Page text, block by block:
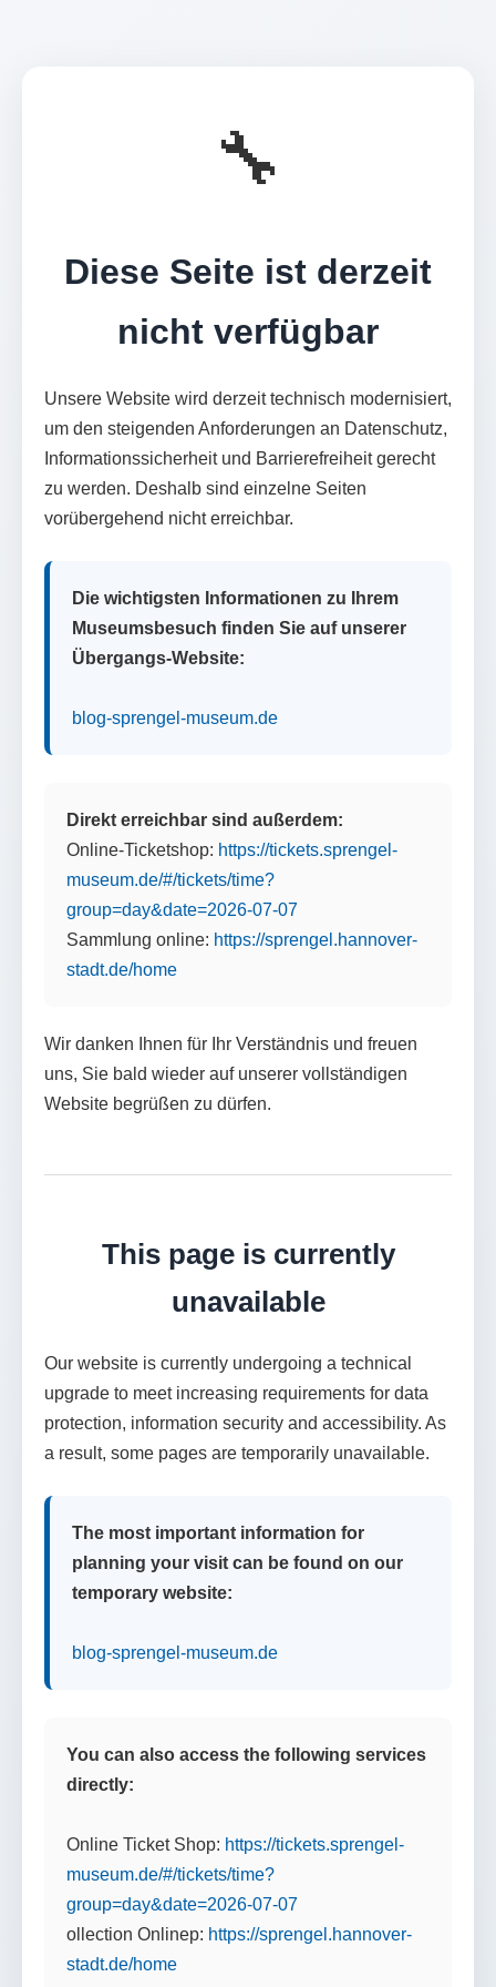
🔧
Diese Seite ist derzeit
nicht verfügbar
Unsere Website wird derzeit technisch modernisiert,
um den steigenden Anforderungen an Datenschutz,
Informationssicherheit und Barrierefreiheit gerecht
zu werden. Deshalb sind einzelne Seiten
vorübergehend nicht erreichbar.
Die wichtigsten Informationen zu Ihrem
Museumsbesuch finden Sie auf unserer
Übergangs-Website:
blog-sprengel-museum.de
Direkt erreichbar sind außerdem:
Online-Ticketshop: https://tickets.sprengel-
museum.de/#/tickets/time?
group=day&date=2026-07-07
Sammlung online: https://sprengel.hannover-
stadt.de/home
Wir danken Ihnen für Ihr Verständnis und freuen
uns, Sie bald wieder auf unserer vollständigen
Website begrüßen zu dürfen.
This page is currently
unavailable
Our website is currently undergoing a technical
upgrade to meet increasing requirements for data
protection, information security and accessibility. As
a result, some pages are temporarily unavailable.
The most important information for
planning your visit can be found on our
temporary website:
blog-sprengel-museum.de
You can also access the following services
directly:
Online Ticket Shop: https://tickets.sprengel-
museum.de/#/tickets/time?
group=day&date=2026-07-07
ollection Onlinep: https://sprengel.hannover-
stadt.de/home